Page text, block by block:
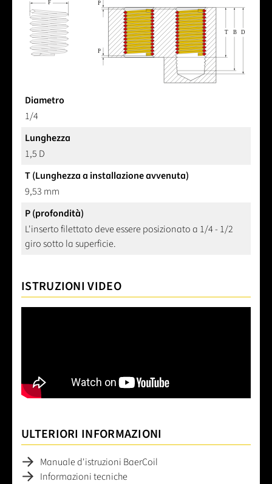
Diametro
1/4
Lunghezza
1,5 D
T (Lunghezza a installazione avvenuta)
9,53 mm
P (profondità)
L'inserto filettato deve essere posizionato a 1/4 - 1/2
giro sotto la superficie.
ISTRUZIONI VIDEO
ULTERIORI INFORMAZIONI
Manuale d'istruzioni BaerCoil
Informazioni tecniche